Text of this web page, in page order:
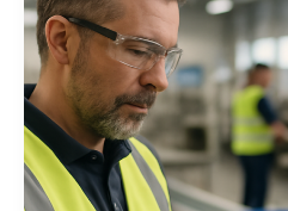
Produktion